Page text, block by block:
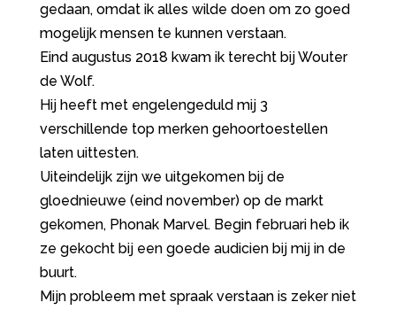
gedaan, omdat ik alles wilde doen om zo goed
mogelijk mensen te kunnen verstaan.
Eind augustus 2018 kwam ik terecht bij Wouter
de Wolf.
Hij heeft met engelengeduld mij 3
verschillende top merken gehoortoestellen
laten uittesten.
Uiteindelijk zijn we uitgekomen bij de
gloednieuwe (eind november) op de markt
gekomen, Phonak Marvel. Begin februari heb ik
ze gekocht bij een goede audicien bij mij in de
buurt.
Mijn probleem met spraak verstaan is zeker niet